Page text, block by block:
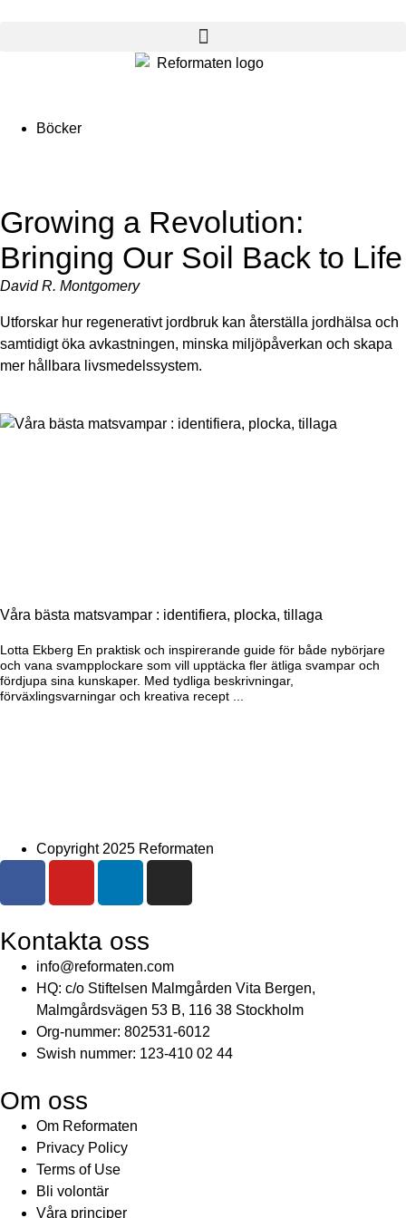
Böcker
Growing a Revolution:
Bringing Our Soil Back to Life
David R. Montgomery
Utforskar hur regenerativt jordbruk kan återställa jordhälsa och
samtidigt öka avkastningen, minska miljöpåverkan och skapa
mer hållbara livsmedelssystem.
Våra bästa matsvampar : identifiera, plocka, tillaga
Lotta Ekberg En praktisk och inspirerande guide för både nybörjare
och vana svampplockare som vill upptäcka fler ätliga svampar och
fördjupa sina kunskaper. Med tydliga beskrivningar,
förväxlingsvarningar och kreativa recept ...
Copyright 2025 Reformaten
Kontakta oss
info@reformaten.com​
HQ: c/o Stiftelsen Malmgården Vita Bergen,
Malmgårdsvägen 53 B, 116 38 Stockholm
Org-nummer: 802531-6012
Swish nummer: 123-410 02 44
Om oss
Om Reformaten
Privacy Policy
Terms of Use
Bli volontär
Våra principer